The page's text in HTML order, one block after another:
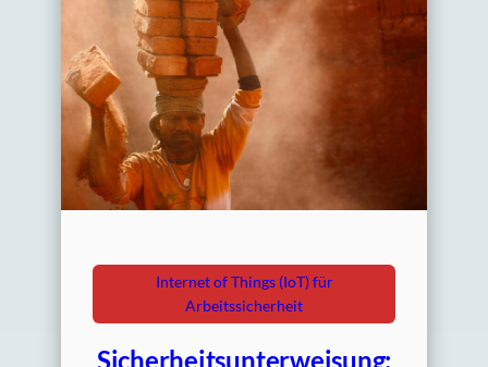
Internet of Things (IoT) für
Arbeitssicherheit
Sicherheitsunterweisung: